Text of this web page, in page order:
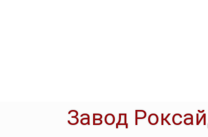
Завод